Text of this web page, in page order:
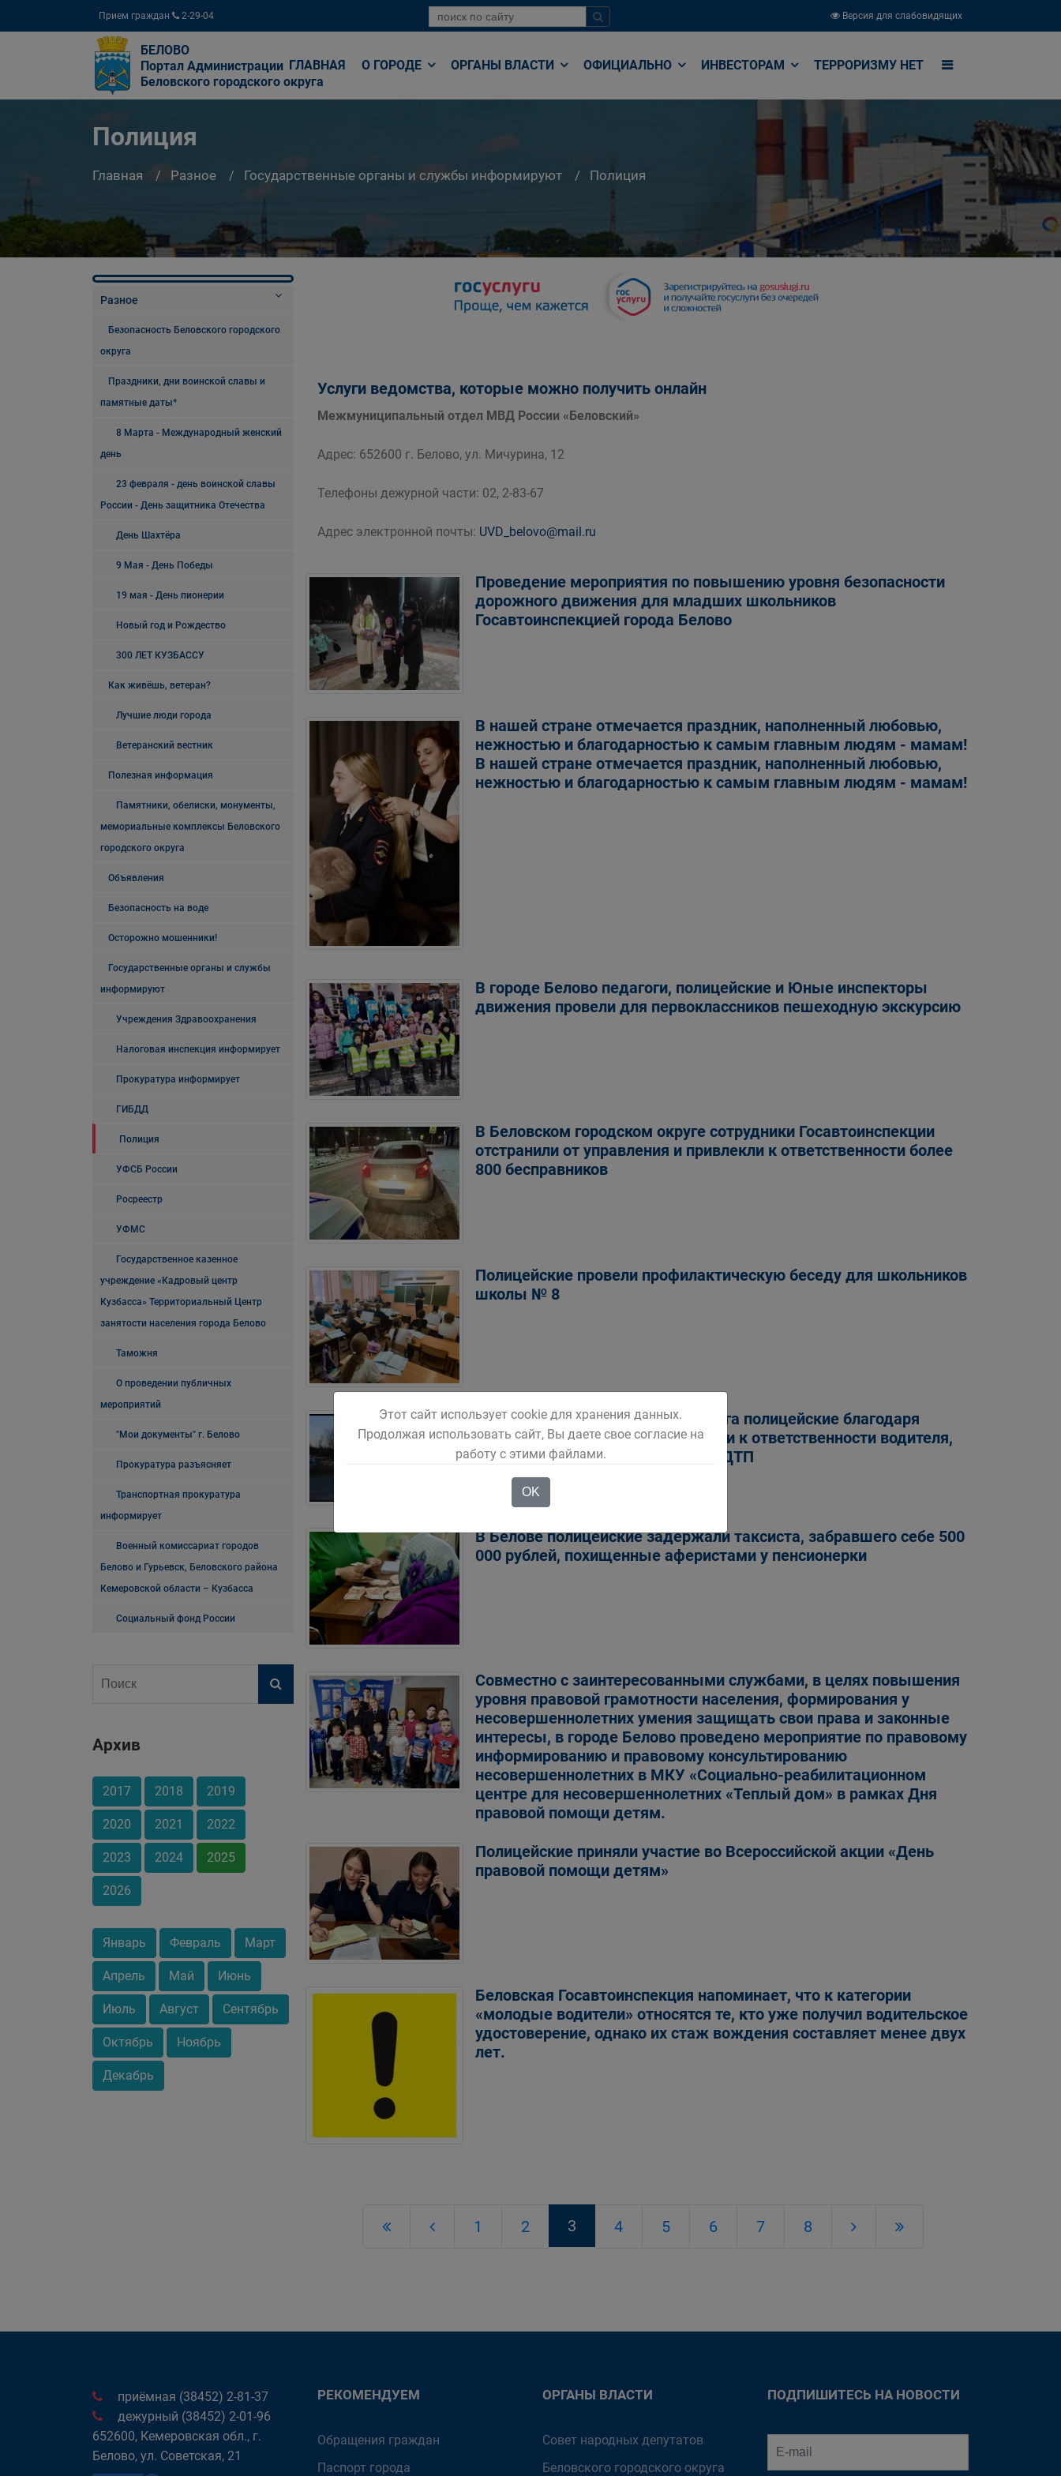
Прием граждан 2-29-04 Версия для слабовидящих
БЕЛОВО
Портал Администрации
Беловского городского округа
ГЛАВНАЯ О ГОРОДЕ ОРГАНЫ ВЛАСТИ ОФИЦИАЛЬНО ИНВЕСТОРАМ ТЕРРОРИЗМУ НЕТ
Полиция
Главная Разное Государственные органы и службы информируют Полиция
Разное
Безопасность Беловского городского
округа
Праздники, дни воинской славы и
памятные даты*
8 Марта - Международный женский
день
23 февраля - день воинской славы
России - День защитника Отечества
День Шахтёра
9 Мая - День Победы
19 мая - День пионерии
Новый год и Рождество
300 ЛЕТ КУЗБАССУ
Как живёшь, ветеран?
Лучшие люди города
Ветеранский вестник
Полезная информация
Памятники, обелиски, монументы,
мемориальные комплексы Беловского
городского округа
Объявления
Безопасность на воде
Осторожно мошенники!
Государственные органы и службы
информируют
Учреждения Здравоохранения
Налоговая инспекция информирует
Прокуратура информирует
ГИБДД
Полиция
УФСБ России
Росреестр
УФМС
Государственное казенное
учреждение «Кадровый центр
Кузбасса» Территориальный Центр
занятости населения города Белово
Таможня
О проведении публичных
мероприятий
"Мои документы" г. Белово
Прокуратура разъясняет
Транспортная прокуратура
информирует
Военный комиссариат городов
Белово и Гурьевск, Беловского района
Кемеровской области – Кузбасса
Социальный фонд России
Архив
2017 2018 2019
2020 2021 2022
2023 2024 2025
2026
Январь Февраль Март
Апрель Май Июнь
Июль Август Сентябрь
Октябрь Ноябрь
Декабрь
Услуги ведомства, которые можно получить онлайн
Межмуниципальный отдел МВД России «Беловский»
Адрес: 652600 г. Белово, ул. Мичурина, 12
Телефоны дежурной части: 02, 2-83-67
Адрес электронной почты: UVD_belovo@mail.ru
Проведение мероприятия по повышению уровня безопасности
дорожного движения для младших школьников
Госавтоинспекцией города Белово
В нашей стране отмечается праздник, наполненный любовью,
нежностью и благодарностью к самым главным людям - мамам!
В нашей стране отмечается праздник, наполненный любовью,
нежностью и благодарностью к самым главным людям - мамам!
В городе Белово педагоги, полицейские и Юные инспекторы
движения провели для первоклассников пешеходную экскурсию
В Беловском городском округе сотрудники Госавтоинспекции
отстранили от управления и привлекли к ответственности более
800 бесправников
Полицейские провели профилактическую беседу для школьников
школы № 8
В поселке Черта Беловского округа полицейские благодаря
«Мобильному патрулю» привлекли к ответственности водителя,
который едва не спровоцировал ДТП
В Белове полицейские задержали таксиста, забравшего себе 500
000 рублей, похищенные аферистами у пенсионерки
Совместно с заинтересованными службами, в целях повышения
уровня правовой грамотности населения, формирования у
несовершеннолетних умения защищать свои права и законные
интересы, в городе Белово проведено мероприятие по правовому
информированию и правовому консультированию
несовершеннолетних в МКУ «Социально-реабилитационном
центре для несовершеннолетних «Теплый дом» в рамках Дня
правовой помощи детям.
Полицейские приняли участие во Всероссийской акции «День
правовой помощи детям»
Беловская Госавтоинспекция напоминает, что к категории
«молодые водители» относятся те, кто уже получил водительское
удостоверение, однако их стаж вождения составляет менее двух
лет.
1 2 3 4 5 6 7 8
приёмная (38452) 2-81-37
дежурный (38452) 2-01-96
652600, Кемеровская обл., г.
Белово, ул. Советская, 21
РЕКОМЕНДУЕМ
Обращения граждан
Паспорт города
ОРГАНЫ ВЛАСТИ
Совет народных депутатов
Беловского городского округа
ПОДПИШИТЕСЬ НА НОВОСТИ
Этот сайт использует cookie для хранения данных.
Продолжая использовать сайт, Вы даете свое согласие на
работу с этими файлами.
OK